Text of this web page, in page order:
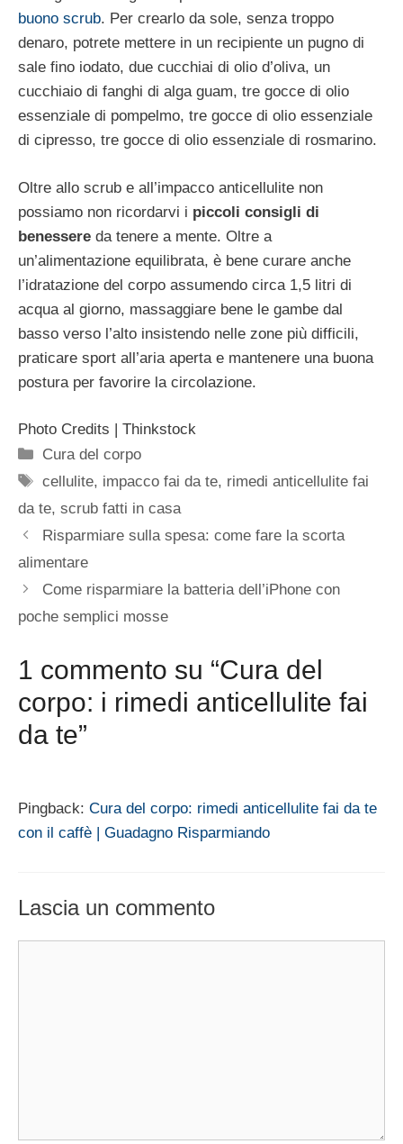
buono scrub. Per crearlo da sole, senza troppo
denaro, potrete mettere in un recipiente un pugno di
sale fino iodato, due cucchiai di olio d’oliva, un
cucchiaio di fanghi di alga guam, tre gocce di olio
essenziale di pompelmo, tre gocce di olio essenziale
di cipresso, tre gocce di olio essenziale di rosmarino.
Oltre allo scrub e all’impacco anticellulite non
possiamo non ricordarvi i piccoli consigli di
benessere da tenere a mente. Oltre a
un’alimentazione equilibrata, è bene curare anche
l’idratazione del corpo assumendo circa 1,5 litri di
acqua al giorno, massaggiare bene le gambe dal
basso verso l’alto insistendo nelle zone più difficili,
praticare sport all’aria aperta e mantenere una buona
postura per favorire la circolazione.
Photo Credits | Thinkstock
Categorie
Cura del corpo
Tag
cellulite, impacco fai da te, rimedi anticellulite fai
da te, scrub fatti in casa
Risparmiare sulla spesa: come fare la scorta
alimentare
Come risparmiare la batteria dell’iPhone con
poche semplici mosse
1 commento su “Cura del
corpo: i rimedi anticellulite fai
da te”
Pingback: Cura del corpo: rimedi anticellulite fai da te
con il caffè | Guadagno Risparmiando
Lascia un commento